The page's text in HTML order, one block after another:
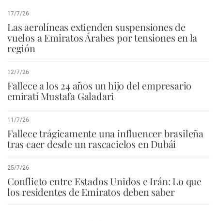
17/7/26
Las aerolíneas extienden suspensiones de
vuelos a Emiratos Árabes por tensiones en la
región
12/7/26
Fallece a los 24 años un hijo del empresario
emiratí Mustafa Galadari
11/7/26
Fallece trágicamente una influencer brasileña
tras caer desde un rascacielos en Dubái
25/7/26
Conflicto entre Estados Unidos e Irán: Lo que
los residentes de Emiratos deben saber